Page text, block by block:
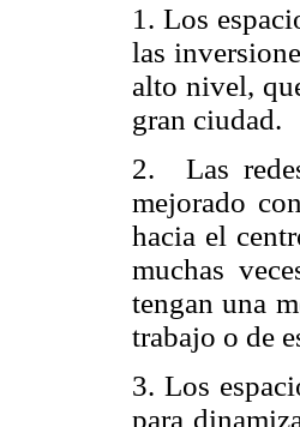
1. Los
las
alto nivel,
gran ciudad.
2. Las
mejorado
hacia el
muchas
tengan una
trabajo o de
3. Los
para